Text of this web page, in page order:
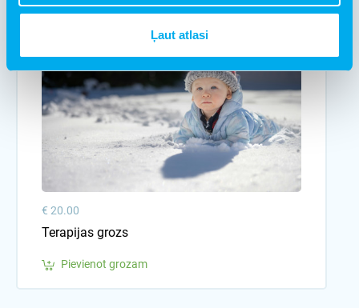
Ļaut atlasi
€ 20.00
Terapijas grozs
Pievienot grozam